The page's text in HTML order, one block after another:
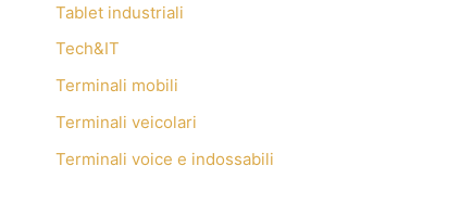
Tablet industriali
Tech&IT
Terminali mobili
Terminali veicolari
Terminali voice e indossabili